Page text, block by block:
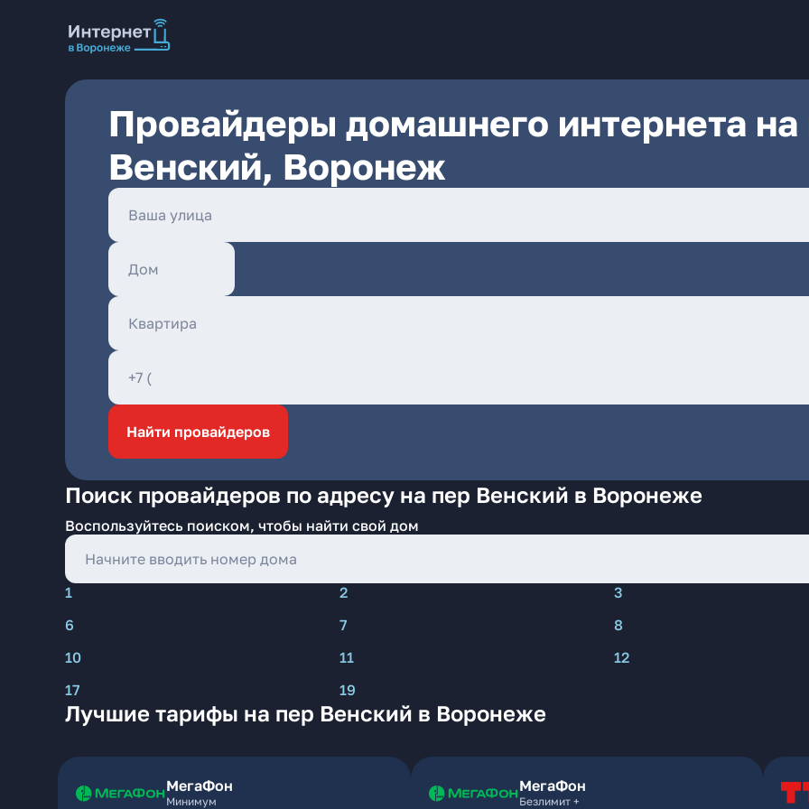
Провайдеры домашнего интернета на
Венский, Воронеж
Найти провайдеров
Поиск провайдеров по адресу на пер Венский в Воронеже
Воспользуйтесь поиском, чтобы найти свой дом
1 2 3
6
7 8
10
11 12
17
19
Лучшие тарифы на пер Венский в Воронеже
МегаФон
Минимум
МегаФон
Безлимит +